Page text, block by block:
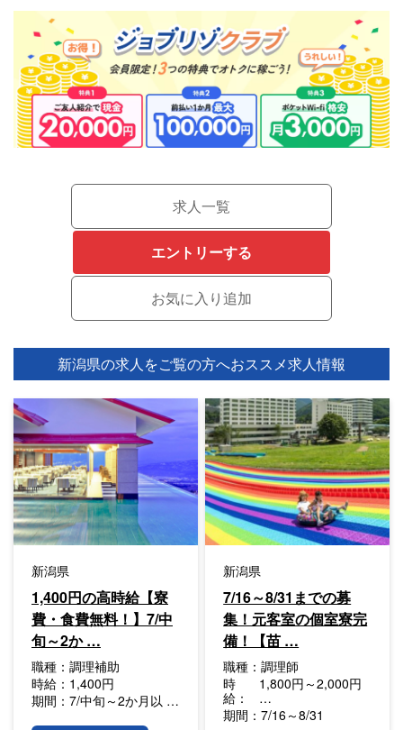
求人一覧
エントリーする
新潟県の求人をご覧の方へおススメ求人情報
新潟県
1,400円の高時給【寮
費・食費無料！】7/中
旬～2か …
職種： 調理補助
時給： 1,400円
期間： 7/中旬～2か月以 …
新潟県
7/16～8/31までの募
集！元客室の個室寮完
備！【苗 …
職種：調理師
時
給：
1,800円～2,000円
…
期間：7/16～8/31